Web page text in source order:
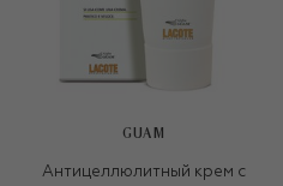
GUAM
Антицеллюлитный крем с